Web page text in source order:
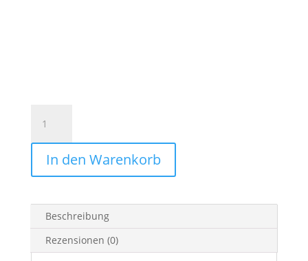
klein
geprägtes
Leder
rotbraun-
Menge
In den Warenkorb
Beschreibung
Rezensionen (0)